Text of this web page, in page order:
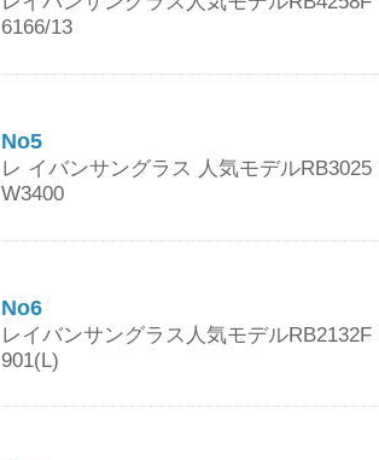
6166/13
No5
レ イバンサングラス 人気モデルRB3025
W3400
No6
レイバンサングラス人気モデルRB2132F
901(L)